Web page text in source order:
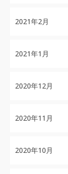
2021年2月
2021年1月
2020年12月
2020年11月
2020年10月